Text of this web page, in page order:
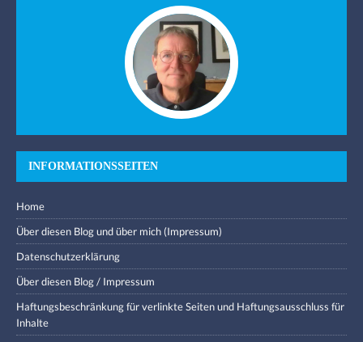
INFORMATIONSSEITEN
Home
Über diesen Blog und über mich (Impressum)
Datenschutzerklärung
Über diesen Blog / Impressum
Haftungsbeschränkung für verlinkte Seiten und Haftungsausschluss für
Inhalte